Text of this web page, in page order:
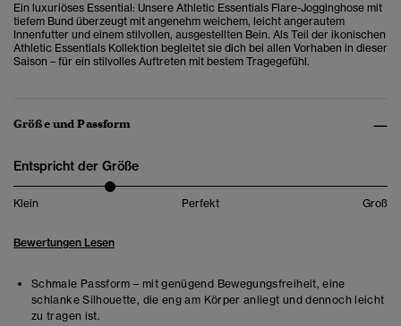
Ein luxuriöses Essential: Unsere Athletic Essentials Flare-Jogginghose mit
tiefem Bund überzeugt mit angenehm weichem, leicht angerautem
Innenfutter und einem stilvollen, ausgestellten Bein. Als Teil der ikonischen
Athletic Essentials Kollektion begleitet sie dich bei allen Vorhaben in dieser
Saison – für ein stilvolles Auftreten mit bestem Tragegefühl.
Größe und Passform
Entspricht der Größe
Klein Perfekt Groß
Bewertungen Lesen
Schmale Passform – mit genügend Bewegungsfreiheit, eine
schlanke Silhouette, die eng am Körper anliegt und dennoch leicht
zu tragen ist.